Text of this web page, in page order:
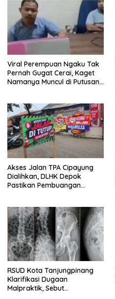
Viral Perempuan Ngaku Tak
Pernah Gugat Cerai, Kaget
Namanya Muncul di Putusan
Akses Jalan TPA Cipayung
Dialihkan, DLHK Depok
Pastikan Pembuangan
RSUD Kota Tanjungpinang
Klarifikasi Dugaan
Malpraktik, Sebut